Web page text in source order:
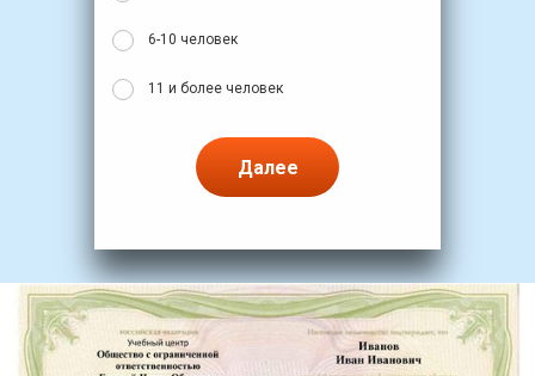
6-10 человек
11 и более человек
Далее